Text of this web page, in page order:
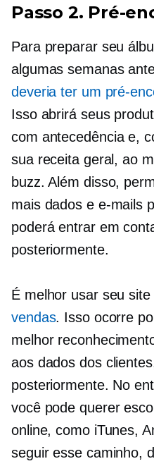
Passo 2. Pré-
Para preparar seu
algumas semanas
deveria ter um pré-
Isso abrirá seus
com antecedência e,
sua receita geral, ao
buzz. Além disso,
mais dados e e-mails
poderá entrar em
posteriormente.
É melhor usar seu site
vendas. Isso ocorre
melhor
aos dados dos
posteriormente. No
você pode querer
online, como iTunes,
seguir esse caminho,